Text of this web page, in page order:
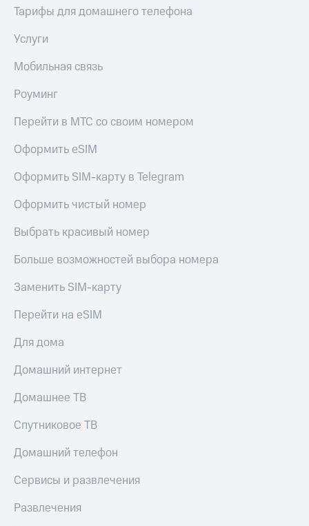
погашении
развитие
На главную
Тарифы для домашнего телефона
Услуги
Мобильная связь
Роуминг
Перейти в МТС со своим номером
Оформить eSIM
Оформить SIM-карту в Telegram
Оформить чистый номер
Выбрать красивый номер
Больше возможностей выбора номера
Заменить SIM-карту
Перейти на eSIM
Для дома
Домашний интернет
Домашнее ТВ
Спутниковое ТВ
Домашний телефон
Сервисы и развлечения
Развлечения